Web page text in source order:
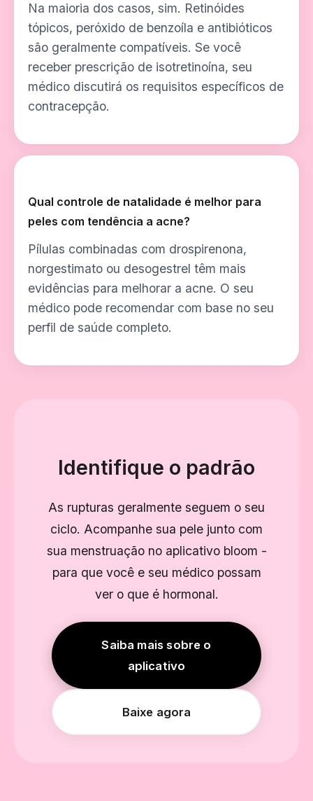
Na maioria dos casos, sim. Retinóides
tópicos, peróxido de benzoíla e antibióticos
são geralmente compatíveis. Se você
receber prescrição de isotretinoína, seu
médico discutirá os requisitos específicos de
contracepção.
Qual controle de natalidade é melhor para
peles com tendência a acne?
Pílulas combinadas com drospirenona,
norgestimato ou desogestrel têm mais
evidências para melhorar a acne. O seu
médico pode recomendar com base no seu
perfil de saúde completo.
Identifique o padrão
As rupturas geralmente seguem o seu
ciclo. Acompanhe sua pele junto com
sua menstruação no aplicativo bloom -
para que você e seu médico possam
ver o que é hormonal.
Saiba mais sobre o
aplicativo
Baixe agora